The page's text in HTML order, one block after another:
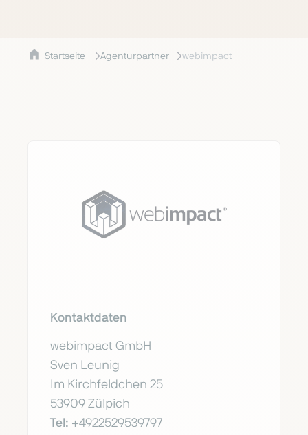
Startseite Agenturpartner webimpact
Kontaktdaten
webimpact GmbH
Sven Leunig
Im Kirchfeldchen 25
53909 Zülpich
Tel: +4922529539797